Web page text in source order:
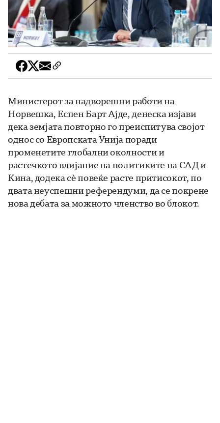
Министерот за надворешни работи на
Норвешка, Еспен Барт Ајде, денеска изјави
дека земјата повторно го преиспитува својот
однос со Европската Унија поради
променетите глобални околности и
растечкото влијание на политиките на САД и
Кина, додека сè повеќе расте притисокот, по
двата неуспешни референдуми, да се покрене
нова дебата за можното членство во блокот.